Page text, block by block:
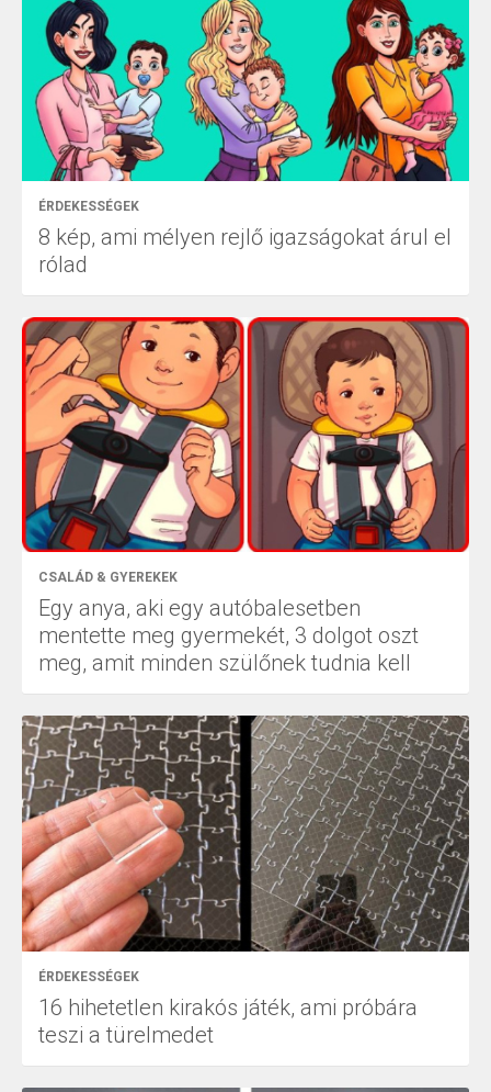
ÉRDEKESSÉGEK
8 kép, ami mélyen rejlő igazságokat árul el
rólad
CSALÁD & GYEREKEK
Egy anya, aki egy autóbalesetben
mentette meg gyermekét, 3 dolgot oszt
meg, amit minden szülőnek tudnia kell
ÉRDEKESSÉGEK
16 hihetetlen kirakós játék, ami próbára
teszi a türelmedet